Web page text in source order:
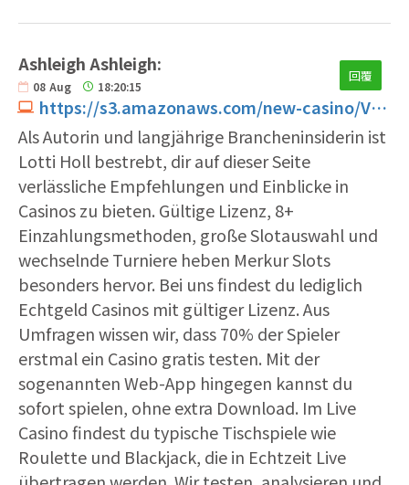
Ashleigh Ashleigh:
08 Aug 18:20:15
https://s3.amazonaws.com/new-casino/Verde-Casino-App.html
回覆
Als Autorin und langjährige Brancheninsiderin ist
Lotti Holl bestrebt, dir auf dieser Seite
verlässliche Empfehlungen und Einblicke in
Casinos zu bieten. Gültige Lizenz, 8+
Einzahlungsmethoden, große Slotauswahl und
wechselnde Turniere heben Merkur Slots
besonders hervor. Bei uns findest du lediglich
Echtgeld Casinos mit gültiger Lizenz. Aus
Umfragen wissen wir, dass 70% der Spieler
erstmal ein Casino gratis testen. Mit der
sogenannten Web-App hingegen kannst du
sofort spielen, ohne extra Download. Im Live
Casino findest du typische Tischspiele wie
Roulette und Blackjack, die in Echtzeit Live